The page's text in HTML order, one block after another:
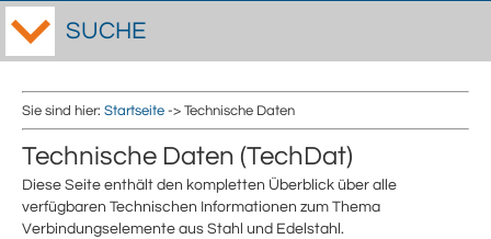
SUCHE
Sie sind hier: Startseite -> Technische Daten
Technische Daten (TechDat)
Diese Seite enthält den kompletten Überblick über alle
verfügbaren Technischen Informationen zum Thema
Verbindungselemente aus Stahl und Edelstahl.